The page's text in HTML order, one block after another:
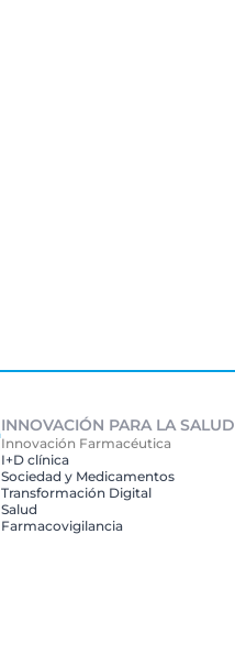
INNOVACIÓN PARA LA SALUD
Innovación Farmacéutica
I+D clínica
Sociedad y Medicamentos
Transformación Digital
Salud
Farmacovigilancia